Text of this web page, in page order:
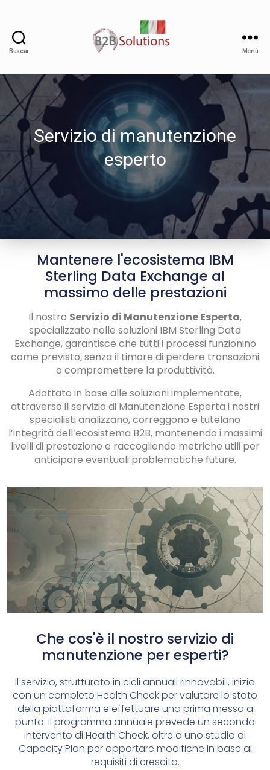
Buscar Menú
Servizio di manutenzione
esperto
Mantenere l'ecosistema IBM
Sterling Data Exchange al
massimo delle prestazioni
Il nostro Servizio di Manutenzione Esperta,
specializzato nelle soluzioni IBM Sterling Data
Exchange, garantisce che tutti i processi funzionino
come previsto, senza il timore di perdere transazioni
o compromettere la produttività.
Adattato in base alle soluzioni implementate,
attraverso il servizio di Manutenzione Esperta i nostri
specialisti analizzano, correggono e tutelano
l’integrità dell’ecosistema B2B, mantenendo i massimi
livelli di prestazione e raccogliendo metriche utili per
anticipare eventuali problematiche future.
Che cos'è il nostro servizio di
manutenzione per esperti?
Il servizio, strutturato in cicli annuali rinnovabili, inizia
con un completo Health Check per valutare lo stato
della piattaforma e effettuare una prima messa a
punto. Il programma annuale prevede un secondo
intervento di Health Check, oltre a uno studio di
Capacity Plan per apportare modifiche in base ai
requisiti di crescita.